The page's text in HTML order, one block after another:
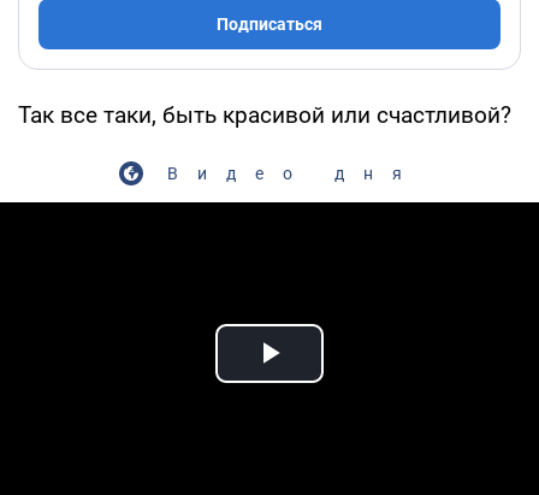
Подписаться
Так все таки, быть красивой или счастливой?
Видео дня
Play Video